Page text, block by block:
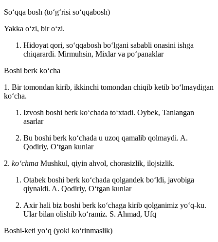
Soʻqqa bosh (toʻgʻrisi soʻqqabosh)
Yakka oʻzi, bir oʻzi.
Hidoyat qori, soʻqqabosh boʻlgani sababli onasini ishga
chiqarardi. Mirmuhsin, Mixlar va poʻpanaklar
Boshi berk koʻcha
1. Bir tomondan kirib, ikkinchi tomondan chiqib ketib boʻlmaydigan
koʻcha.
Izvosh boshi berk koʻchada toʻxtadi. Oybek, Tanlangan
asarlar
Bu boshi berk koʻchada u uzoq qamalib qolmaydi. A.
Qodiriy, Oʻtgan kunlar
2. koʻchma Mushkul, qiyin ahvol, chorasizlik, ilojsizlik.
Otabek boshi berk koʻchada qolgandek boʻldi, javobiga
qiynaldi. A. Qodiriy, Oʻtgan kunlar
Axir hali biz boshi berk koʻchaga kirib qolganimiz yoʻq-ku.
Ular bilan olishib koʻramiz. S. Ahmad, Ufq
Boshi-keti yoʻq (yoki koʻrinmaslik)